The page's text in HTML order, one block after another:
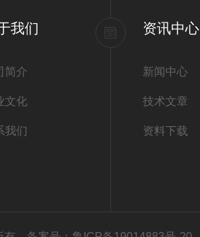
我们
简介
文化
我们
资讯中心
新闻中心
技术文章
资料下载